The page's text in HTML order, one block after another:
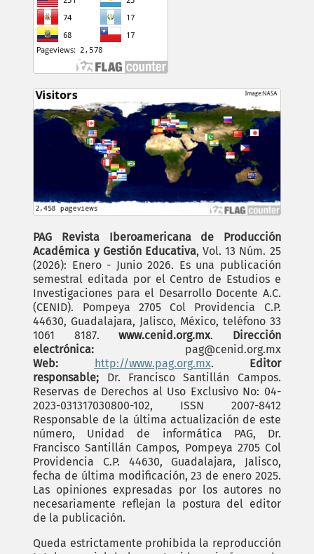
PAG Revista Iberoamericana de Producción
Académica y Gestión Educativa, Vol. 13 Núm. 25
(2026): Enero - Junio 2026. Es una publicación
semestral editada por el Centro de Estudios e
Investigaciones para el Desarrollo Docente A.C.
(CENID). Pompeya 2705 Col Providencia C.P.
44630, Guadalajara, Jalisco, México, teléfono 33
1061 8187.www.cenid.org.mx. Dirección
electrónica: pag@cenid.org.mx
Web:
http://www.pag.org.mx.
Editor
responsable; Dr. Francisco Santillán Campos.
Reservas de Derechos al Uso Exclusivo No: 04-
2023-031317030800-102, ISSN 2007-8412
Responsable de la última actualización de este
número, Unidad de informática PAG, Dr.
Francisco Santillán Campos, Pompeya 2705 Col
Providencia C.P. 44630, Guadalajara, Jalisco,
fecha de última modificación, 23 de enero 2025.
Las opiniones expresadas por los autores no
necesariamente reflejan la postura del editor
de la publicación.
Queda estrictamente prohibida la reproducción